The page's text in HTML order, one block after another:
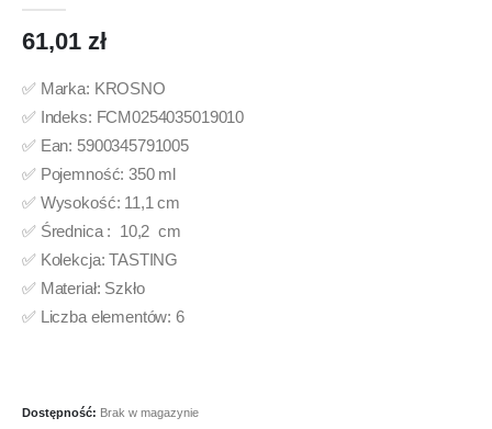
61,01 zł
✅ Marka: KROSNO
✅ Indeks: FCM0254035019010
✅ Ean: 5900345791005
✅ Pojemność: 350 ml
✅ Wysokość: 11,1 cm
✅ Średnica : 10,2 cm
✅ Kolekcja: TASTING
✅ Materiał: Szkło
✅ Liczba elementów: 6
Dostępność: Brak w magazynie